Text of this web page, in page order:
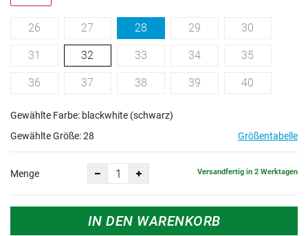
26 27 28 29 30
31 32 33 34 35
36 37 38 39 40
Gewählte Farbe: blackwhite (schwarz)
Gewählte Größe:28 Größentabelle
Menge Versandfertig in 2 Werktagen
IN DEN WARENKORB